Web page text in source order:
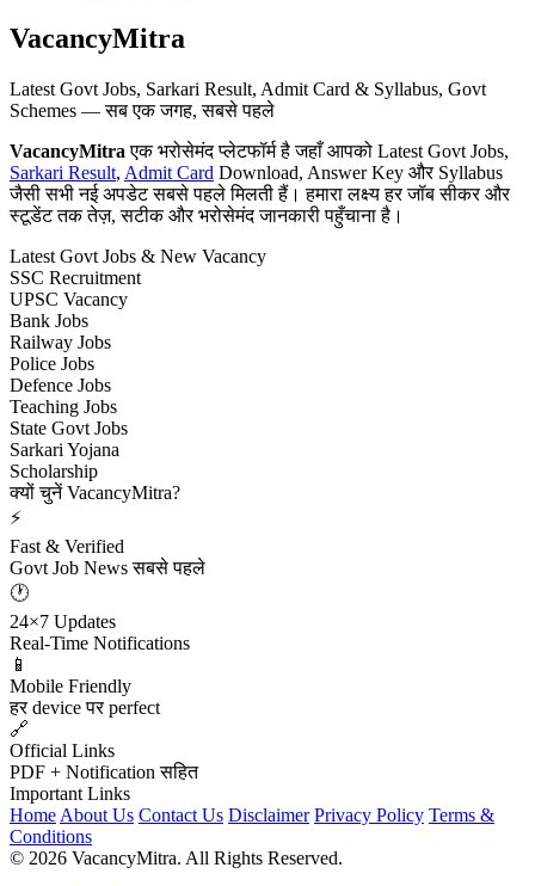
VacancyMitra
Latest Govt Jobs, Sarkari Result, Admit Card & Syllabus, Govt
Schemes — सब एक जगह, सबसे पहले
VacancyMitra एक भरोसेमंद प्लेटफॉर्म है जहाँ आपको Latest Govt Jobs,
Sarkari Result, Admit Card Download, Answer Key और Syllabus
जैसी सभी नई अपडेट सबसे पहले मिलती हैं। हमारा लक्ष्य हर जॉब सीकर और
स्टूडेंट तक तेज़, सटीक और भरोसेमंद जानकारी पहुँचाना है।
Latest Govt Jobs & New Vacancy
SSC Recruitment
UPSC Vacancy
Bank Jobs
Railway Jobs
Police Jobs
Defence Jobs
Teaching Jobs
State Govt Jobs
Sarkari Yojana
Scholarship
क्यों चुनें VacancyMitra?
⚡
Fast & Verified
Govt Job News सबसे पहले
🕐
24×7 Updates
Real-Time Notifications
📱
Mobile Friendly
हर device पर perfect
🔗
Official Links
PDF + Notification सहित
Important Links
Home About Us Contact Us Disclaimer Privacy Policy Terms &
Conditions
© 2026 VacancyMitra. All Rights Reserved.